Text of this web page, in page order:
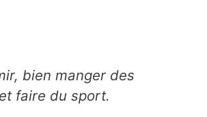
bien manger des
faire du sport.